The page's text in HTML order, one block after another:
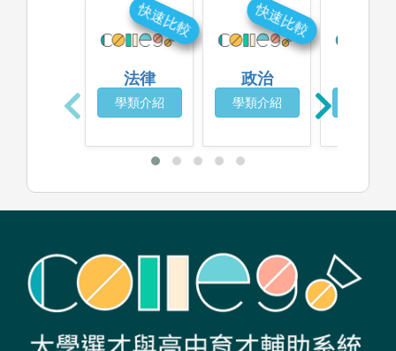
法律
學類介紹
快速比較
政治
學類介紹
快速比較